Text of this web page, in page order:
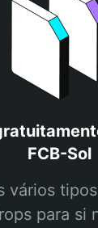
FCB-Sol
vários
para si